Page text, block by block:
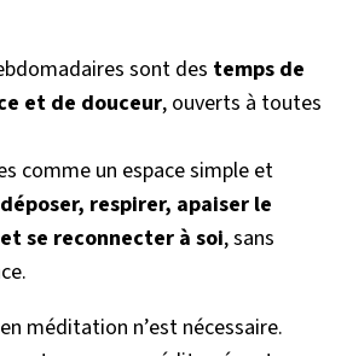
sont des temps de
et de douceur, ouverts à toutes
comme un espace simple et
respirer, apaiser le
se reconnecter à soi, sans
méditation n’est nécessaire.